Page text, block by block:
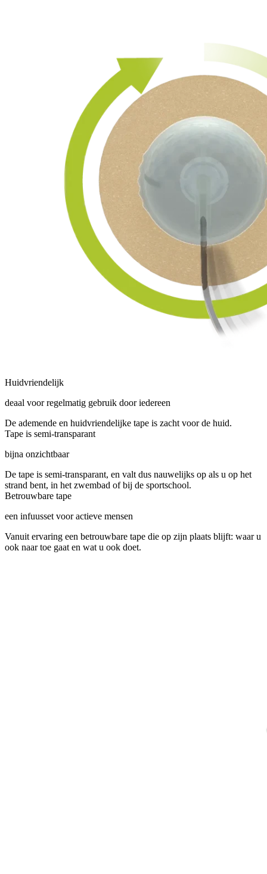
Huidvriendelijk
deaal voor regelmatig gebruik door iedereen
De ademende en huidvriendelijke tape is zacht voor de huid.
Tape is semi-transparant
bijna onzichtbaar
De tape is semi-transparant, en valt dus nauwelijks op als u op het
strand bent, in het zwembad of bij de sportschool.
Betrouwbare tape
een infuusset voor actieve mensen
Vanuit ervaring een betrouwbare tape die op zijn plaats blijft: waar u
ook naar toe gaat en wat u ook doet.